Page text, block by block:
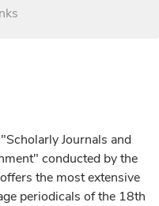
Journals and
conducted by the
the most extensive
periodicals of the 18th